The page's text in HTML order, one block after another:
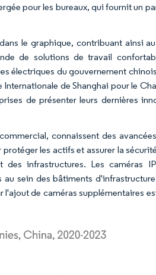
pour les bureaux, qui fournit un
le graphique, contribuant ainsi
de solutions de travail
électriques du gouvernement
de Shanghai pour le
de présenter leurs dernières
connaissent des
les actifs et assurer la
infrastructures. Les caméras
sein des bâtiments
de caméras supplémentaires